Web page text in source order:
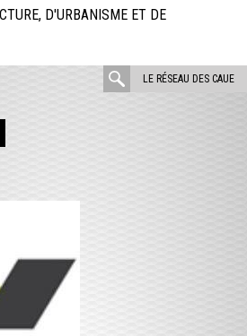
D'URBANISME ET DE
LE RÉSEAU DES CAUE
rechercher